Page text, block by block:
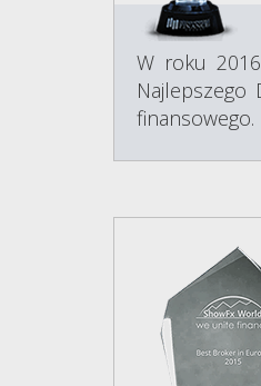
W roku
Najlepszego
finansowego.